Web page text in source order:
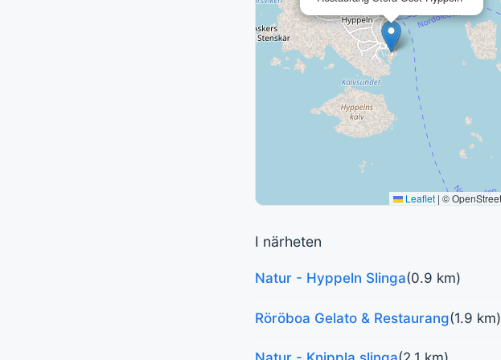
Leaflet | ©
I närheten
Natur - Hyppeln Slinga(0.9 km)
Röröboa Gelato & Restaurang(1.9 km)